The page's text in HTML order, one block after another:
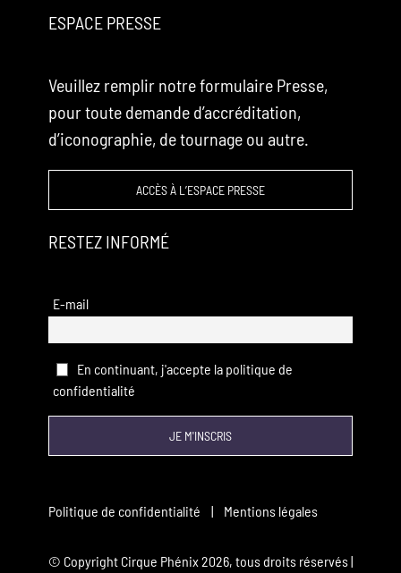
ESPACE PRESSE
Veuillez remplir notre formulaire Presse,
pour toute demande d’accréditation,
d’iconographie, de tournage ou autre.
ACCÈS À L’ESPACE PRESSE
RESTEZ INFORMÉ
E-mail
En continuant, j'accepte la politique de
confidentialité
Politique de confidentialité | Mentions légales
© Copyright Cirque Phénix2026, tous droits réservés |